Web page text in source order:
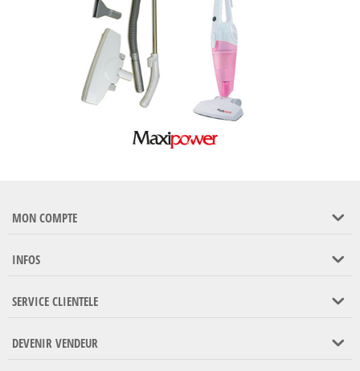
MON COMPTE
INFOS
SERVICE CLIENTELE
DEVENIR VENDEUR